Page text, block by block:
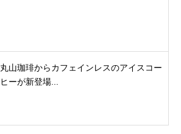
丸山珈琲からカフェインレスのアイスコー
ヒーが新登場...